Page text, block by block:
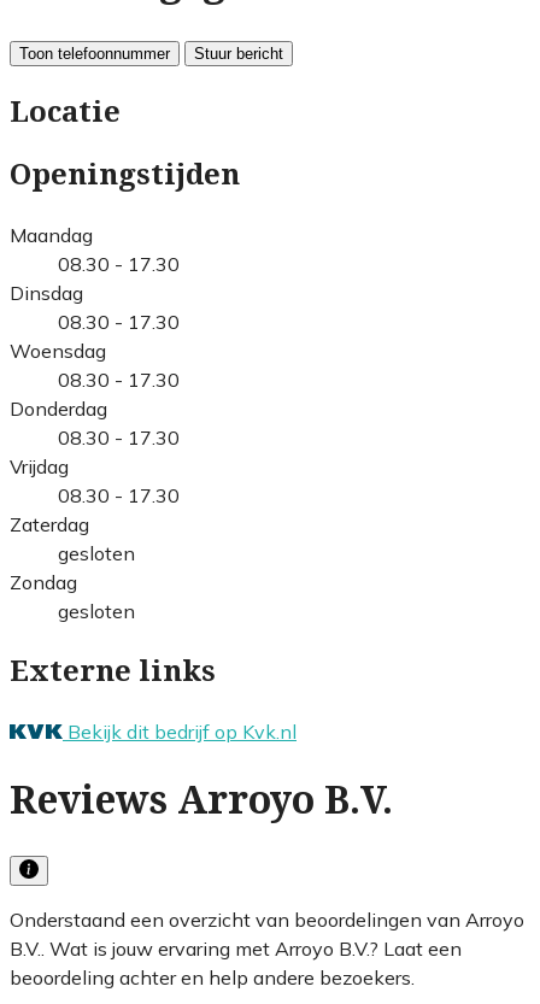
Toon telefoonnummer Stuur bericht
Locatie
Openingstijden
Maandag
08.30 - 17.30
Dinsdag
08.30 - 17.30
Woensdag
08.30 - 17.30
Donderdag
08.30 - 17.30
Vrijdag
08.30 - 17.30
Zaterdag
gesloten
Zondag
gesloten
Externe links
Bekijk dit bedrijf op Kvk.nl
Reviews Arroyo B.V.
Onderstaand een overzicht van beoordelingen van Arroyo
B.V.. Wat is jouw ervaring met Arroyo B.V.? Laat een
beoordeling achter en help andere bezoekers.